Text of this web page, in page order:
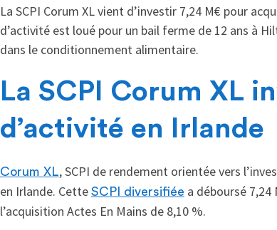
La SCPI Corum XL vient d’investir 7,24 M€ pour
d’activité est loué pour un bail ferme de 12 ans à
dans le conditionnement alimentaire.
La SCPI Corum XL
d’activité en Irlande
Corum XL, SCPI de rendement orientée vers
en Irlande. Cette SCPI diversifiée a déboursé
l’acquisition Actes En Mains de 8,10 %.